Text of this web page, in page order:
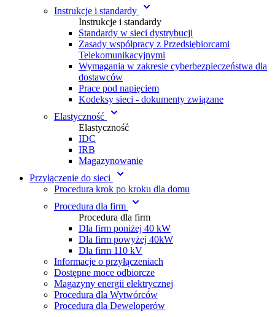
Instrukcje i standardy
Instrukcje i standardy
Standardy w sieci dystrybucji
Zasady współpracy z Przedsiębiorcami
Telekomunikacyjnymi
Wymagania w zakresie cyberbezpieczeństwa dla
dostawców
Prace pod napięciem
Kodeksy sieci - dokumenty związane
Elastyczność
Elastyczność
IDC
IRB
Magazynowanie
Przyłączenie do sieci
Procedura krok po kroku dla domu
Procedura dla firm
Procedura dla firm
Dla firm poniżej 40 kW
Dla firm powyżej 40kW
Dla firm 110 kV
Informacje o przyłączeniach
Dostępne moce odbiorcze
Magazyny energii elektrycznej
Procedura dla Wytwórc ów
Procedura dla Deweloperów